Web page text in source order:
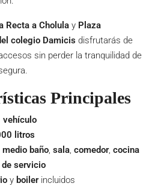
Recta a Cholula y Plaza
colegio Damicis disfrutarás de
sin perder la tranquilidad de
Principales
vehículo
litros
medio baño, sala, comedor, cocina
servicio
y boilerincluidos